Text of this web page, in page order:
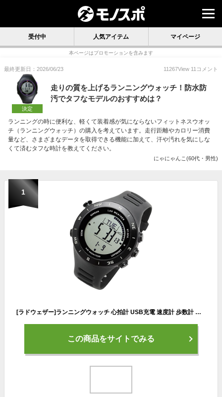
受付中 人気アイテム マイページ
本ページはプロモーションを含みます
最終更新日：2026/06/23 11267View 11 コメント
決定
走りの質を上げるランニングウォッチ！防水防
汚でタフなモデルのおすすめは？
ランニングの時に便利な、軽くて装着感が気にならないフィットネスウオッ
チ（ランニングウォッチ）の購入を考えています。走行距離やカロリー消費
量など、さまざまなデータを取得できる機能に加えて、汗や汚れを気にしな
くて済むタフな時計を教えてください。
にゃにゃんこ(60代・男性)
1
[ラドウェザー]ランニングウォッチ 心拍計 USB充電 速度計 歩数計 気圧計 高度計 コンパス アウトドア腕時計 スポーツ時計 (ブラック(反転液晶)) (ブラック(通常液晶))
この商品をサイトでみる